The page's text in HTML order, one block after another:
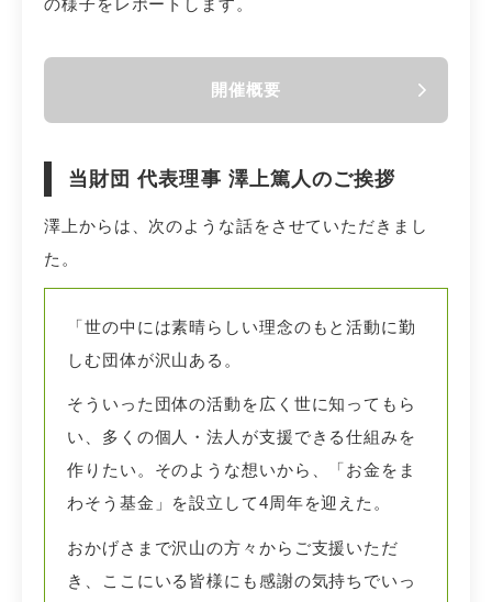
開催概要
当財団 代表理事 澤上篤人のご挨拶
澤上からは、次のような話をさせていただきまし
た。
「世の中には素晴らしい理念のもと活動に勤
しむ団体が沢山ある。
そういった団体の活動を広く世に知ってもら
い、多くの個人・法人が支援できる仕組みを
作りたい。そのような想いから、「お金をま
わそう基金」を設立して4周年を迎えた。
おかげさまで沢山の方々からご支援いただ
き、ここにいる皆様にも感謝の気持ちでいっ